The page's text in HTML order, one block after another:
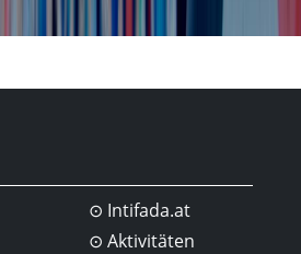
Intifada.at
Aktivitäten